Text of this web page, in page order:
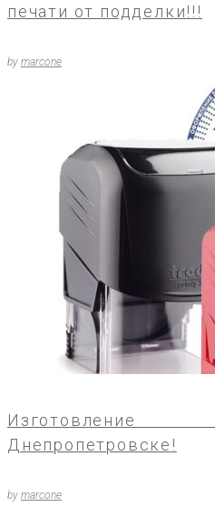
печати от подделки!!!
by marcone
Днепропетровске!
by marcone